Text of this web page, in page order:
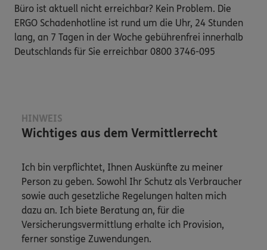
Büro ist aktuell nicht erreichbar? Kein Problem. Die
ERGO Schadenhotline ist rund um die Uhr, 24 Stunden
lang, an 7 Tagen in der Woche gebührenfrei innerhalb
Deutschlands für Sie erreichbar 0800 3746-095
HINWEIS
Wichtiges aus dem Vermittlerrecht
Ich bin verpflichtet, Ihnen Auskünfte zu meiner
Person zu geben. Sowohl Ihr Schutz als Verbraucher
sowie auch gesetzliche Regelungen halten mich
dazu an. Ich biete Beratung an, für die
Versicherungsvermittlung erhalte ich Provision,
ferner sonstige Zuwendungen.